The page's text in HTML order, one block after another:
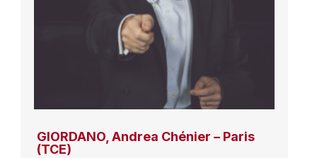
GIORDANO, Andrea Chénier – Paris
(TCE)